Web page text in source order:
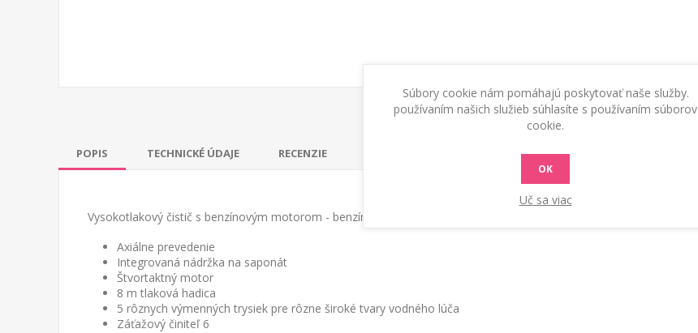
POPIS TECHNICKÉ ÚDAJE RECENZIE RADY A TIPY
Vysokotlakový čistič s benzínovým motorom - benzínová umývačka HeavyPro 1425 Annovi Reverberi
Axiálne prevedenie
Integrovaná nádržka na saponát
Štvortaktný motor
8 m tlaková hadica
5 rôznych výmenných trysiek pre rôzne široké tvary vodného lúča
Záťažový činiteľ 6
Súbory cookie nám pomáhajú poskytovať naše služby.
používaním našich služieb súhlasíte s používaním súborov
cookie.
OK
Uč sa viac